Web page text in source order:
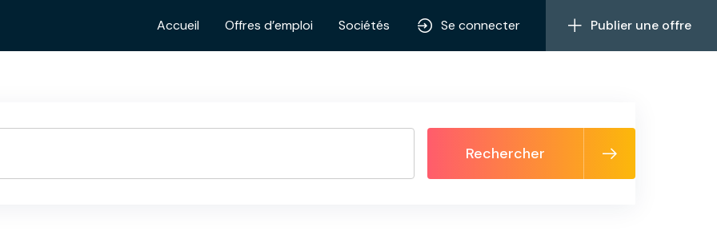
Accueil Offres d’emploi Sociétés Se connecter Publier une offre
Rechercher